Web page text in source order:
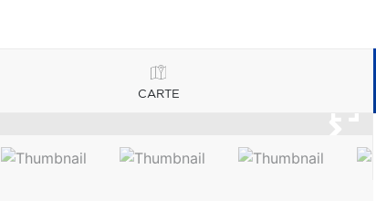
CARTE